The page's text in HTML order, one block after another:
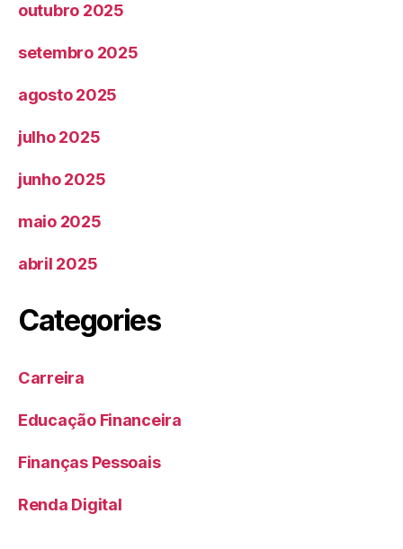
outubro 2025
setembro 2025
agosto 2025
julho 2025
junho 2025
maio 2025
abril 2025
Categories
Carreira
Educação Financeira
Finanças Pessoais
Renda Digital